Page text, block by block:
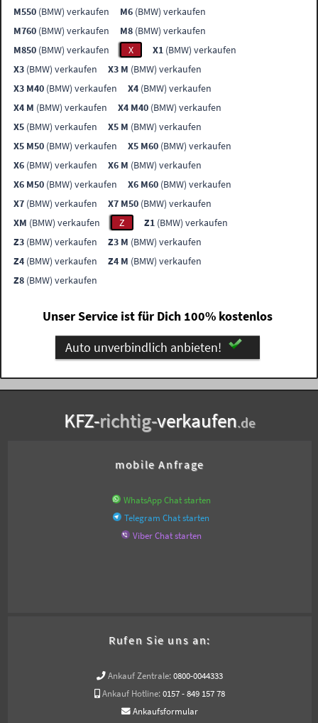
M550 (BMW) verkaufen M6 (BMW) verkaufen
M760 (BMW) verkaufen M8 (BMW) verkaufen
M850 (BMW) verkaufen X X1 (BMW) verkaufen
X3 (BMW) verkaufen X3 M (BMW) verkaufen
X3 M40 (BMW) verkaufen X4 (BMW) verkaufen
X4 M (BMW) verkaufen X4 M40 (BMW) verkaufen
X5 (BMW) verkaufen X5 M (BMW) verkaufen
X5 M50 (BMW) verkaufen X5 M60 (BMW) verkaufen
X6 (BMW) verkaufen X6 M (BMW) verkaufen
X6 M50 (BMW) verkaufen X6 M60 (BMW) verkaufen
X7 (BMW) verkaufen X7 M50 (BMW) verkaufen
XM (BMW) verkaufen Z Z1 (BMW) verkaufen
Z3 (BMW) verkaufen Z3 M (BMW) verkaufen
Z4 (BMW) verkaufen Z4 M (BMW) verkaufen
Z8 (BMW) verkaufen
Unser Service ist für Dich 100% kostenlos
Auto unverbindlich anbieten!
KFZ-richtig-verkaufen.de
mobile Anfrage
WhatsApp Chat starten
Telegram Chat starten
Viber Chat starten
Rufen Sie uns an:
Ankauf Zentrale: 0800-0044333
Ankauf Hotline: 0157 - 849 157 78
Ankaufsformular